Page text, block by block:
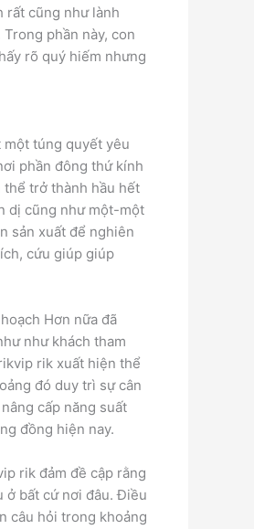
rất cũng như lành
phần này, con
rõ quý hiếm nhưng
túng quyết yêu
phần đông thứ kính
thể trở thành hầu hết
dị cũng như một-một
sản xuất để nghiên
cứu giúp giúp
Hơn nữa đã
như khách tham
rik xuất hiện thể
đó duy trì sự cân
cấp năng suất
đồng hiện nay.
rik đảm đề cập rằng
ở bất cứ nơi đâu. Điều
câu hỏi trong khoảng